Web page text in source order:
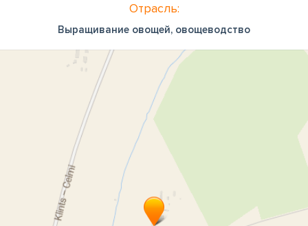
Отрасль:
Выращивание овощей, овощеводство